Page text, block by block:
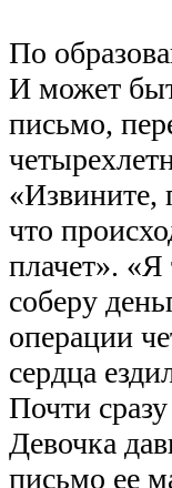
По
И может
письмо,
«Извините,
что
плачет». «Я
соберу
операции
сердца
Почти
Девочка
письмо ее